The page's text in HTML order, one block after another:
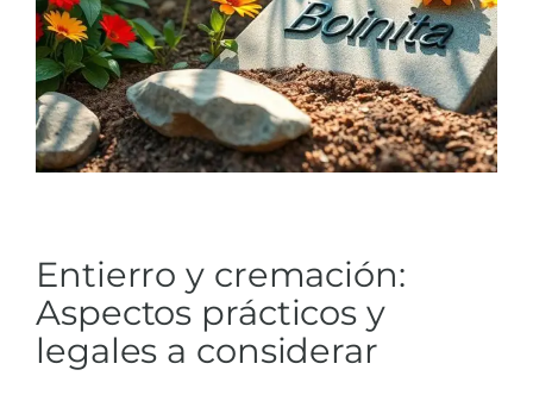
Entierro y cremación:
Aspectos prácticos y
legales a considerar